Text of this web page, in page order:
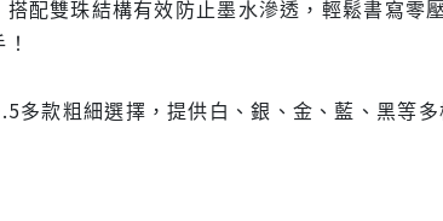
配雙珠結構有效防止墨水滲透，輕鬆書寫
多款粗細選擇，提供白、銀、金、藍、黑等多